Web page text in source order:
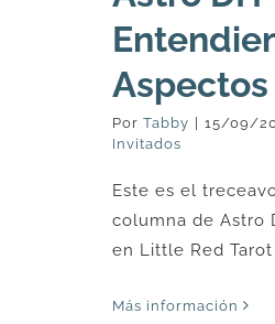
Por Tabby | 15/09/
Invitados
Este es el
columna de Astro
en Little Red Tarot
Más información